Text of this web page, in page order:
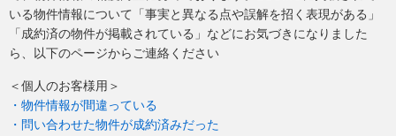
いる物件情報について「事実と異なる点や誤解を招く表現がある」
「成約済の物件が掲載されている」などにお気づきになりました
ら、以下のページからご連絡ください
＜個人のお客様用＞
・物件情報が間違っている
・問い合わせた物件が成約済みだった